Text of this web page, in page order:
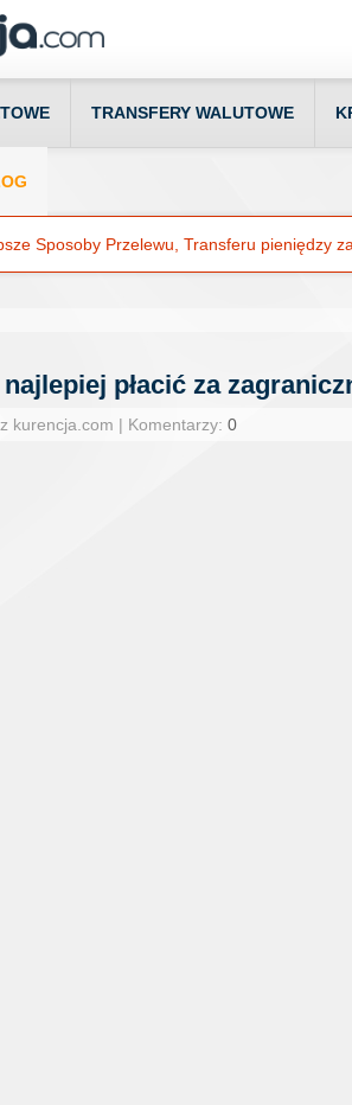
TRANSFERY WALUTOWE
Sposoby Przelewu, Transferu pieniędzy
płacić za
kurencja.com | Komentarzy: 0